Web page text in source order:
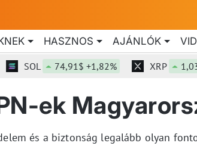
HASZNOS AJÁNLÓK
SOL 74,91$ +1,82% XRP 1,037$
ek
és a biztonság legalább olyan